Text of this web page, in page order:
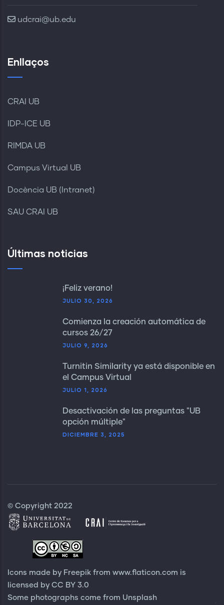
udcrai@ub.edu
Enllaços
CRAI UB
IDP-ICE UB
RIMDA UB
Campus Virtual UB
Docència UB (Intranet)
SAU CRAI UB
Últimas noticias
¡Feliz verano!
JULIO 30, 2026
Comienza la creación automática de
cursos 26/27
JULIO 9, 2026
Turnitin Similarity ya está disponible en
el Campus Virtual
JULIO 1, 2026
Desactivación de las preguntas "UB
opción múltiple"
DICIEMBRE 3, 2025
© Copyright 2022
Icons made by Freepik from www.flaticon.com is
licensed by CC BY 3.0
Some photographs come from Unsplash